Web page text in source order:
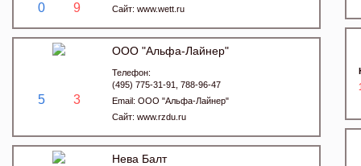
0 9
Сайт: www.wett.ru
5 3
ООО "Альфа-Лайнер"
Телефон:
(495) 775-31-91, 788-96-47
Email: ООО "Альфа-Лайнер"
Сайт: www.rzdu.ru
Нева Балт